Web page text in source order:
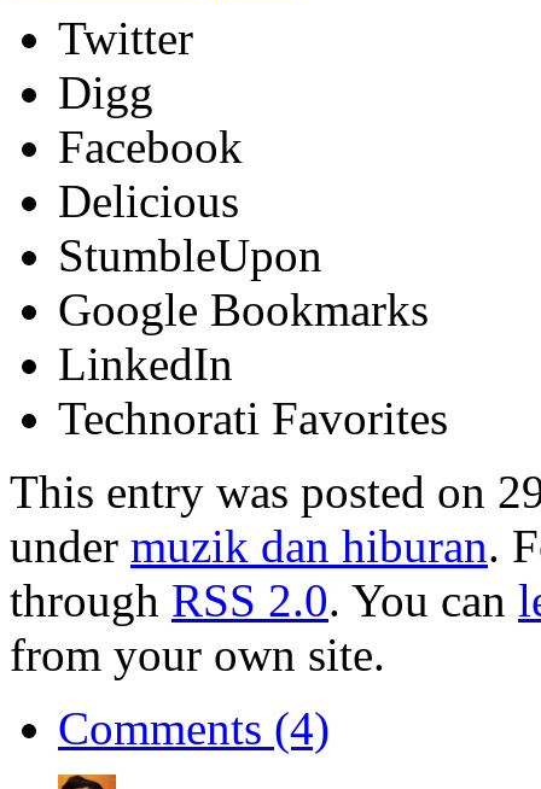
Twitter
Digg
Facebook
Delicious
StumbleUpon
Google Bookmarks
LinkedIn
Technorati Favorites
This entry was posted on
under muzik dan hiburan.
through RSS 2.0. You can
from your own site.
Comments (4)